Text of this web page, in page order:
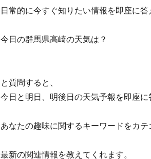
日常的に今すぐ知りたい情報を即座に答
今日の群馬県高崎の天気は？
と質問すると、
今日と明日、明後日の天気予報を即座に
あなたの趣味に関するキーワードをカテ
最新の関連情報を教えてくれます。